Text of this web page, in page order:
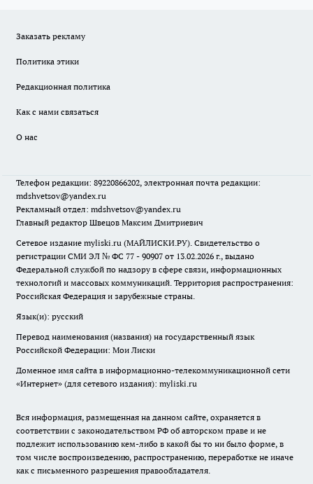
Заказать рекламу
Политика этики
Редакционная политика
Как с нами связаться
О нас
Телефон редакции: 89220866202, электронная почта редакции:
mdshvetsov@yandex.ru
Рекламный отдел: mdshvetsov@yandex.ru
Главный редактор Швецов Максим Дмитриевич
Сетевое издание myliski.ru (МАЙЛИСКИ.РУ). Свидетельство о
регистрации СМИ ЭЛ № ФС 77 - 90907 от 13.02.2026 г., выдано
Федеральной службой по надзору в сфере связи, информационных
технологий и массовых коммуникаций. Территория распространения:
Российская Федерация и зарубежные страны.
Язык(и): русский
Перевод наименования (названия) на государственный язык
Российской Федерации: Мои Лиски
Доменное имя сайта в информационно-телекоммуникационной сети
«Интернет» (для сетевого издания): myliski.ru
Вся информация, размещенная на данном сайте, охраняется в
соответствии с законодательством РФ об авторском праве и не
подлежит использованию кем-либо в какой бы то ни было форме, в
том числе воспроизведению, распространению, переработке не иначе
как с письменного разрешения правообладателя.